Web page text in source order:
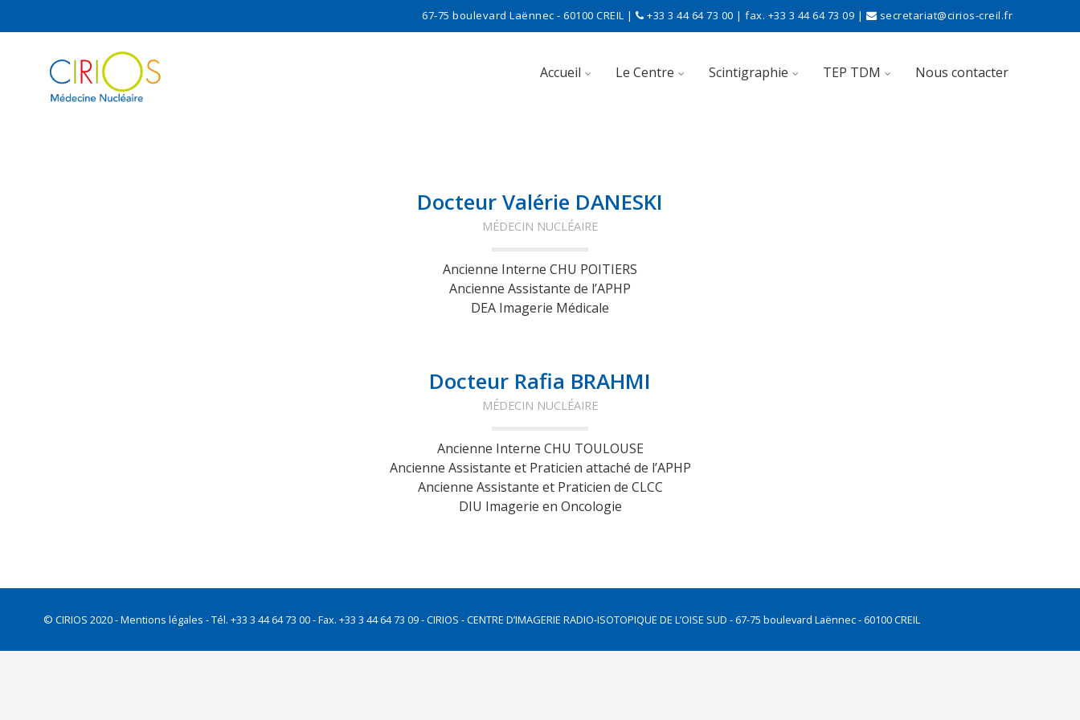
67-75 boulevard Laënnec - 60100 CREIL | +33 3 44 64 73 00 | fax. +33 3 44 64 73 09 | secretariat@cirios-creil.fr
Accueil Le Centre Scintigraphie TEP TDM Nous contacter
Skip to content
Docteur Valérie DANESKI
MÉDECIN NUCLÉAIRE
Ancienne Interne CHU POITIERS
Ancienne Assistante de l’APHP
DEA Imagerie Médicale
Docteur Rafia BRAHMI
MÉDECIN NUCLÉAIRE
Ancienne Interne CHU TOULOUSE
Ancienne Assistante et Praticien attaché de l’APHP
Ancienne Assistante et Praticien de CLCC
DIU Imagerie en Oncologie
© CIRIOS 2020 -Mentions légales - Tél. +33 3 44 64 73 00 - Fax. +33 3 44 64 73 09 - CIRIOS - CENTRE D’IMAGERIE RADIO-ISOTOPIQUE DE L’OISE SUD - 67-75 boulevard Laënnec - 60100 CREIL